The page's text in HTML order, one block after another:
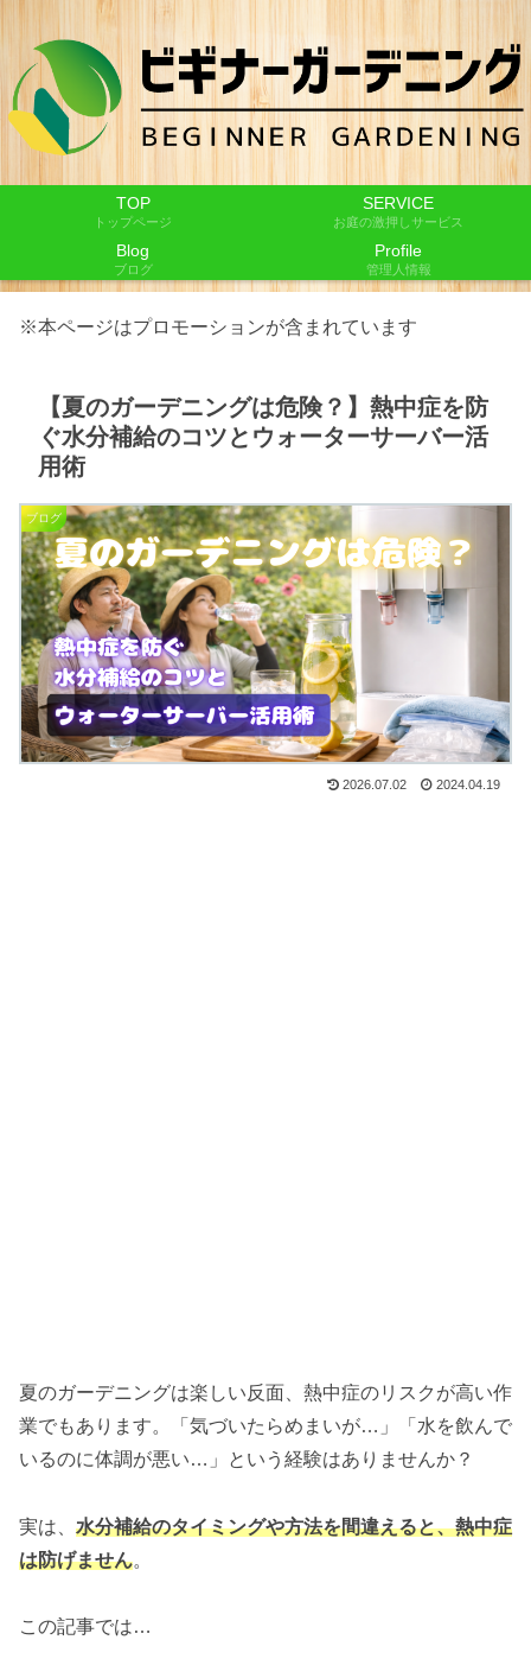
TOP
トップページ
SERVICE
お庭の激押しサービス
Blog
ブログ
Profile
管理人情報
※本ページはプロモーションが含まれています
【夏のガーデニングは危険？】熱中症を防
ぐ水分補給のコツとウォーターサーバー活
用術
ブログ
2026.07.02 2024.04.19
夏のガーデニングは楽しい反面、熱中症のリスクが高い作
業でもあります。「気づいたらめまいが…」「水を飲んで
いるのに体調が悪い…」という経験はありませんか？
実は、 水分補給のタイミングや方法を間違えると、熱中症
は防げません。
この記事では…